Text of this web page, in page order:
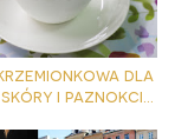
dla
i paznokci...